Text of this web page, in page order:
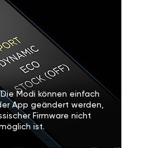
Modi können einfach
App geändert werden,
Firmware nicht
ist.